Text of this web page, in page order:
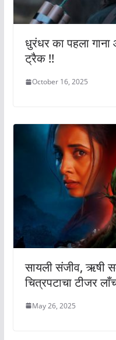
धुरंधर का पहला
ट्रैक !!
October 16, 2025
सायली संजीव, ऋषी
चित्रपटाचा टीजर
May 26, 2025